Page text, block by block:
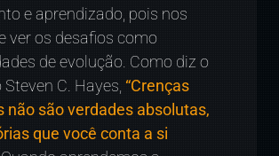
e aprendizado, pois nos
ver os desafios como
de evolução. Como diz o
C. Hayes, “Crenças
não são verdades absolutas,
que você conta a si